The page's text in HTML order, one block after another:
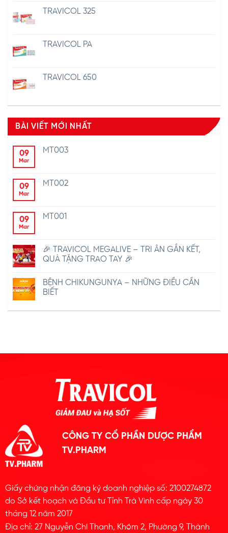
TRAVICOL 325
TRAVICOL PA
TRAVICOL 650
BÀI VIẾT MỚI NHẤT
09
Mar
MT003
09
Mar
MT002
09
Mar
MT001
🎉 TRAVICOL MEGALIVE – TRI ÂN GẮN KẾT,
QUÀ TẶNG TRAO TAY 🎉
BỆNH CHIKUNGUNYA – NHỮNG ĐIỀU CẦN
BIẾT
CÔNG TY CỔ PHẦN DƯỢC PHẨM
TV.PHARM
Giấy chứng nhận đăng ký doanh nghiệp số: 2100274872
do Sở kết hoạch và Đầu tư Tỉnh Trà Vinh cấp ngày 30
tháng 12 năm 2017
Địa chỉ: 27 Nguyễn Chí Thanh, Khóm 2, Phường 9, Thành